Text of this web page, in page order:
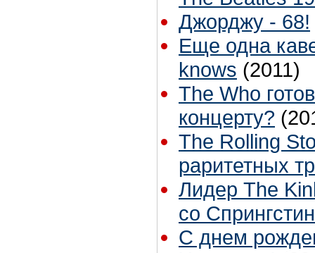
Джорджу - 68!
Еще одна
knows (2011)
The Who
концерту?
The Rolling
раритетных
Лидер The
со
С днем